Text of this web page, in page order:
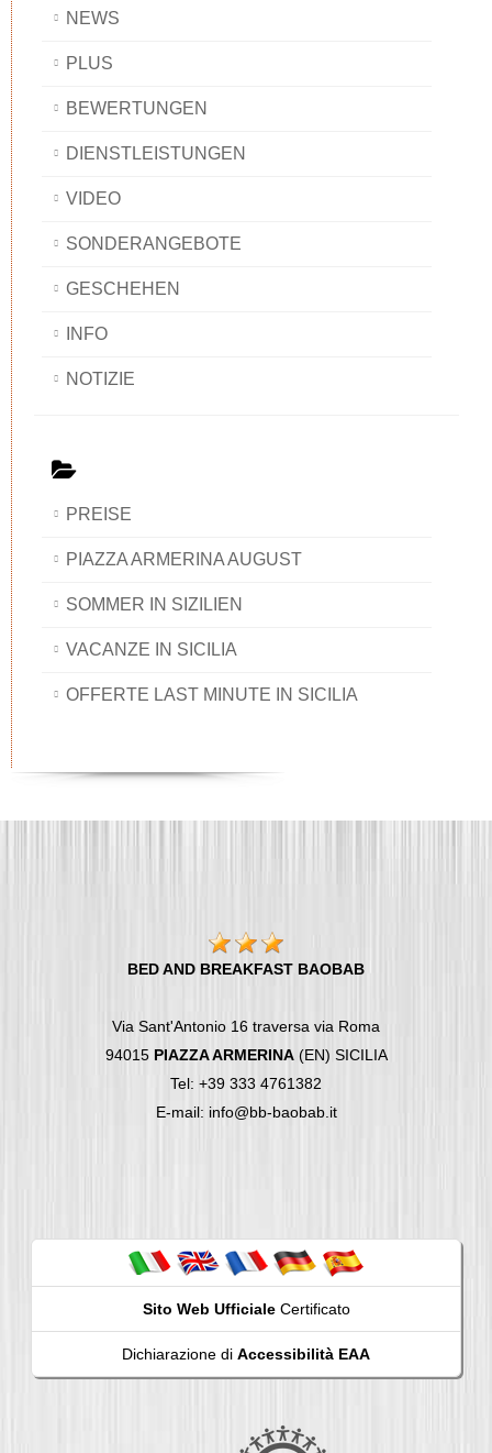
NEWS
PLUS
BEWERTUNGEN
DIENSTLEISTUNGEN
VIDEO
SONDERANGEBOTE
GESCHEHEN
INFO
NOTIZIE
PREISE
PIAZZA ARMERINA AUGUST
SOMMER IN SIZILIEN
VACANZE IN SICILIA
OFFERTE LAST MINUTE IN SICILIA
BED AND BREAKFAST BAOBAB
Via Sant'Antonio 16 traversa via Roma
94015 PIAZZA ARMERINA(EN) SICILIA
Tel: +39 333 4761382
E-mail: info@bb-baobab.it
Sito Web UfficialeCertificato
Dichiarazione di Accessibilità EAA